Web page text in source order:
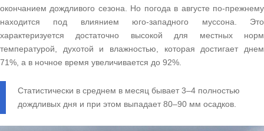
окончанием дождливого сезона. Но погода в августе по-прежнему
находится под влиянием юго-западного муссона. Это
характеризуется достаточно высокой для местных норм
температурой, духотой и влажностью, которая достигает днем
71%, а в ночное время увеличивается до 92%.
Статистически в среднем в месяц бывает 3–4 полностью
дождливых дня и при этом выпадает 80–90 мм осадков.